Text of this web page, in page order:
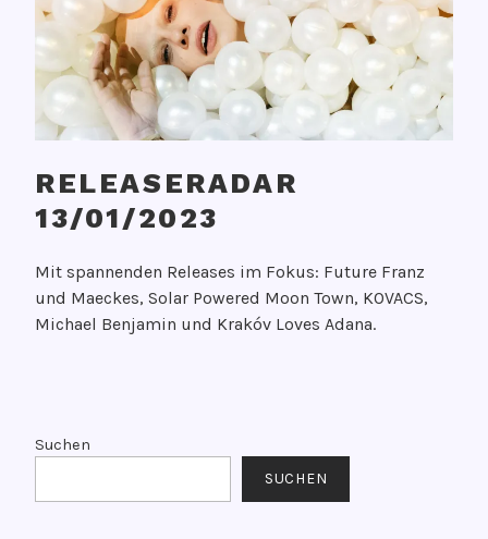
RELEASERADAR
13/01/2023
e
r
ö
n
t
Mit spannenden Releases im Fokus: Future Franz
und Maeckes, Solar Powered Moon Town, KOVACS,
Michael Benjamin und Krakóv Loves Adana.
r
c
Suchen
SUCHEN